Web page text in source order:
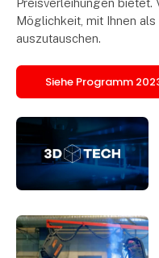
Möglichkeit, mit Ihnen
auszutauschen.
Siehe Programm